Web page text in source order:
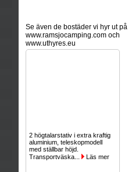
Se även de bostäder vi hyr ut på
www.ramsjocamping.com och
www.uthyres.eu
2 högtalarstativ i extra kraftig
aluminium, teleskopmodell
med ställbar höjd.
Transportväska...
Läs mer